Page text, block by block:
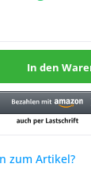
In den
zum Artikel?